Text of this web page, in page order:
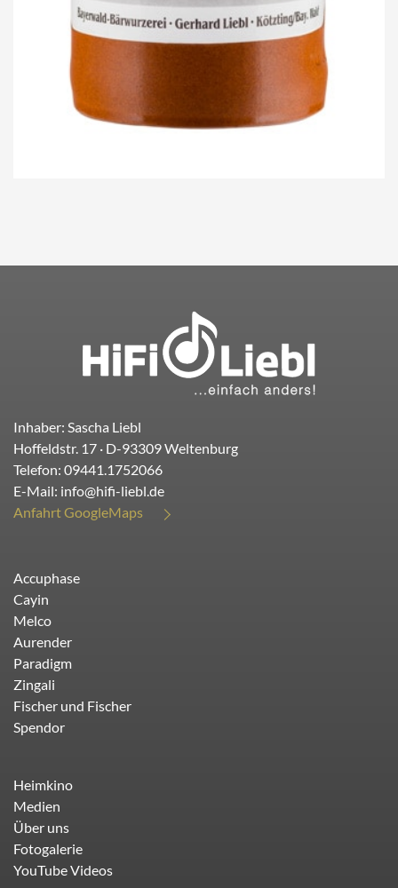
Inhaber: Sascha Liebl
Hoffeldstr. 17 · D-93309Weltenburg
Telefon: 09441.1752066
E-Mail: info@hifi-liebl.de
Anfahrt GoogleMaps
Accuphase
Cayin
Melco
Aurender
Paradigm
Zingali
Fischer und Fischer
Spendor
Heimkino
Medien
Über uns
Fotogalerie
YouTube Videos